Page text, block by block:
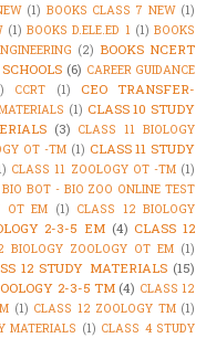
(1) BOOKS CLASS 7 NEW (1)
(1) BOOKS D.ELE.ED 1 (1) BOOKS
(2) BOOKS NCERT
(6) CAREER GUIDANCE
CCRT (1)
CEO TRANSFER-
(1) CLASS 10 STUDY
(3) CLASS 11 BIOLOGY
OT -TM (1) CLASS 11 STUDY
CLASS 11 ZOOLOGY OT -TM (1)
BOT - BIO ZOO ONLINE TEST
OT EM (1) CLASS 12 BIOLOGY
2-3-5 EM (4) CLASS 12
BIOLOGY ZOOLOGY OT EM (1)
12 STUDY MATERIALS (15)
2-3-5 TM (4) CLASS 12
(1) CLASS 12 ZOOLOGY TM (1)
MATERIALS (1) CLASS 4 STUDY